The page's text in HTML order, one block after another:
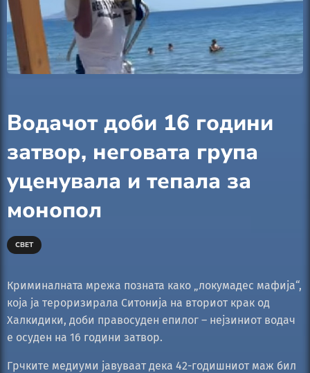
Водачот доби 16 години
затвор, неговата група
уценувала и тепала за
монопол
СВЕТ
Криминалната мрежа позната како „локумадес мафија“,
која ја тероризирала Ситонија на вториот крак од
Халкидики, доби правосуден епилог – нејзиниот водач
е осуден на 16 години затвор.
Грчките медиуми јавуваат дека 42-годишниот маж бил